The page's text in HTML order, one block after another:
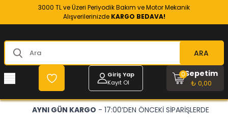
3000 TL ve Üzeri Periyodik Bakım ve Motor Mekanik
Alışverilerinizde KARGO BEDAVA!
ARA
Giriş Yap
Kayıt Ol
Sepetim
₺ 0,00
0
AYNI GÜN KARGO - 17:00’DEN ÖNCEKİ SİPARİŞLERDE